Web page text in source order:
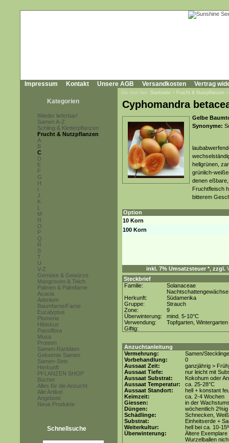
Impressum Kontakt Unsere AGB Versandkosten Vertrag
Kategorien
Wieder lieferbar!
Samen A-Z
Schling & Kletterpflanzen
Frucht & Nutzpflanzen
A
B
C
D
E
F
G
H
I
J
K
L
M
N
O
P
Q
R
S
T
U
V-Z
Gemüse & Gewürze
Mangroven & Teich
Palmen & Palmfarne
Acacia
Adenium
Baumfarne/Farne
Eucalyptus
Plumeria
Hibiskus
Passiflora
Musa
Proteen
Samen-Raritäten
Gekeimte Samen
Samen-Sets
Herkunft
PFLANZEN SHOP
Bücher
Alles für die Anzucht
Alle Artikel
Angebote
Neue Produkte
Schnellsuche
Sie sind hier: Startseite » Frucht & Nutzpflanzen
Cyphomandra
Gelbe
Synonyme:
hellgrünen,
grünlich-
denen
Fruchtfleisch
bitterem
Option
10 Korn
100 Korn
inkl. 7% Umsatzsteuer *, zzgl.
Steckbrief
Familie:
Solanaceae
Nachtschattengewächse
Herkunft:
Südamerika
Gruppe:
Strauch
Zone:
9
Überwinterung:
mind. 5-10°C
Verwendung:
Topfgarten, Wintergarten
Giftig:
Anzuchtanleitung
Vermehrung:
Samen/Stecklinge
Vorbehandlung:
0
Aussaat Zeit:
ganzjährig >
Aussaat Tiefe:
nur leicht mit
Aussaat Substrat:
Kokohum oder
Aussaat Temperatur:
ca. 25-28°C
Aussaat Standort:
hell + konstant
Keimzeit:
ca. 2-4 Wochen
Giessen:
in der
Düngen:
wöchentlich
Schädlinge:
Schnecken,
Substrat:
Einheitserde +
Weiterkultur:
hell bei ca. 10-
Überwinterung:
Ältere
Wurzelballen